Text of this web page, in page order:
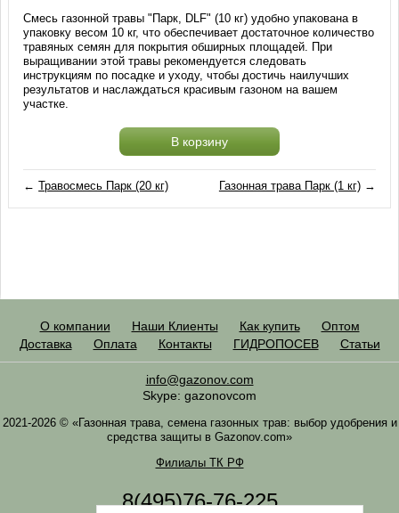
Смесь газонной травы "Парк, DLF" (10 кг) удобно упакована в
упаковку весом 10 кг, что обеспечивает достаточное количество
травяных семян для покрытия обширных площадей. При
выращивании этой травы рекомендуется следовать
инструкциям по посадке и уходу, чтобы достичь наилучших
результатов и наслаждаться красивым газоном на вашем
участке.
В корзину
←Травосмесь Парк (20 кг) Газонная трава Парк (1 кг)→
О компании Наши Клиенты Как купить
Оптом
Доставка
Оплата Контакты ГИДРОПОСЕВ Статьи
info@gazonov.com
Skype: gazonovcom
2021-2026 © «Газонная трава, семена газонных трав: выбор удобрения и
средства защиты в Gazonov.com»
Филиалы ТК РФ
8(495)76-76-225